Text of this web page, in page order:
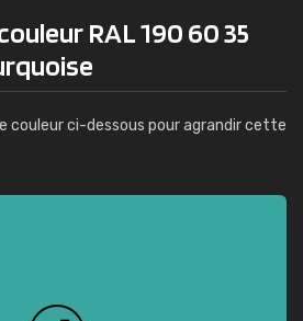
RAL 190 60 35
couleur ci-dessous pour agrandir cette